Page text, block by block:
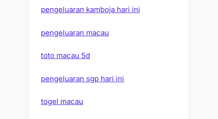
Kesempatan
pengeluaran kamboja hari ini
pengeluaran macau
toto macau 5d
pengeluaran sgp hari ini
togel macau